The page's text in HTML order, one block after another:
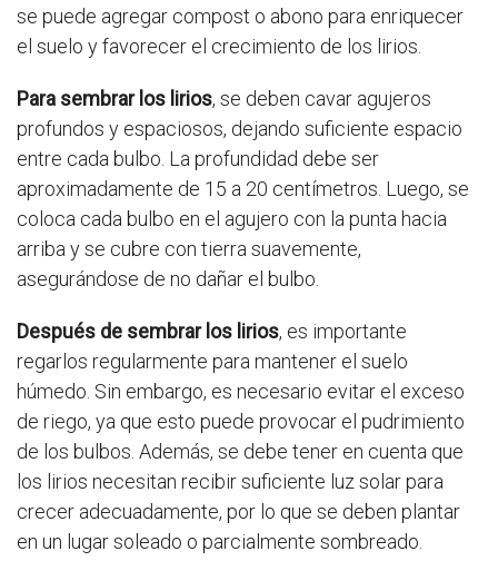
se puede agregar compost o abono para enriquecer
el suelo y favorecer el crecimiento de los lirios.
Para sembrar los lirios, se deben cavar agujeros
profundos y espaciosos, dejando suficiente espacio
entre cada bulbo. La profundidad debe ser
aproximadamente de 15 a 20 centímetros. Luego, se
coloca cada bulbo en el agujero con la punta hacia
arriba y se cubre con tierra suavemente,
asegurándose de no dañar el bulbo.
Después de sembrar los lirios, es importante
regarlos regularmente para mantener el suelo
húmedo. Sin embargo, es necesario evitar el exceso
de riego, ya que esto puede provocar el pudrimiento
de los bulbos. Además, se debe tener en cuenta que
los lirios necesitan recibir suficiente luz solar para
crecer adecuadamente, por lo que se deben plantar
en un lugar soleado o parcialmente sombreado.